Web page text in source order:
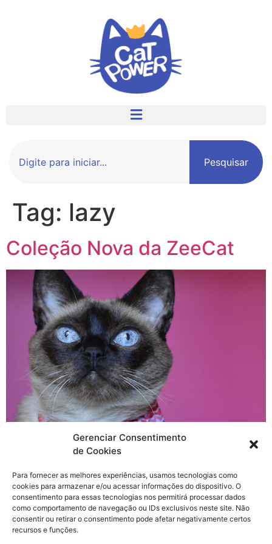
Gerenciar Consentimento
de Cookies
Para fornecer as melhores experiências, usamos tecnologias como
cookies para armazenar e/ou acessar informações do dispositivo. O
consentimento para essas tecnologias nos permitirá processar dados
como comportamento de navegação ou IDs exclusivos neste site. Não
consentir ou retirar o consentimento pode afetar negativamente certos
recursos e funções.
Pesquisar
Tag: lazy
Coleção Nova da ZeeCat
Quando você pensa “Definitivamente essa é a minha
estampa favorita”, eles chegam e lançam outra coleção,
ou seja, impossível ter uma só favorita. :/ A novidade é
que dessa vez eles capricharam na coleção de
gatinhos. As coleiras para gato da Zee.Cat vieram nas 3